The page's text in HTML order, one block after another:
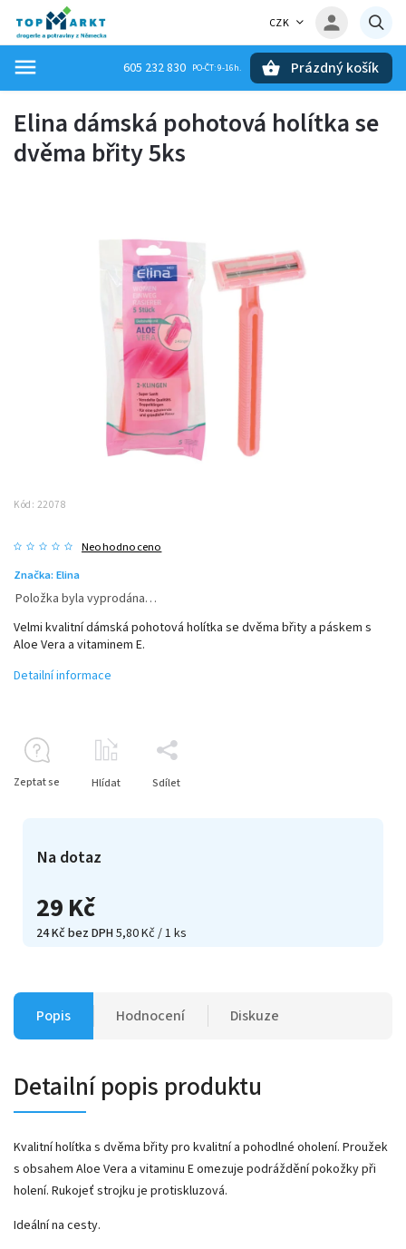
CZK
605 232 830 Prázdný košík
Elina dámská pohotová holítka se
dvěma břity 5ks
Kód: 22078
Neohodnoceno
Značka: Elina
29 Kč
24 Kč bez DPH5,80 Kč / 1 ks
Na dotaz
Položka byla vyprodána…
Velmi kvalitní dámská pohotová holítka se dvěma břity a páskem s
Aloe Vera a vitaminem E.
Detailní informace
Zeptat se Hlídat Sdílet
Popis Hodnocení Diskuze
Detailní popis produktu
Kvalitní holítka s dvěma břity pro kvalitní a pohodlné oholení. Proužek
s obsahem Aloe Vera a vitaminu E omezuje podráždění pokožky při
holení. Rukojeť strojku je protiskluzová.
Ideální na cesty.